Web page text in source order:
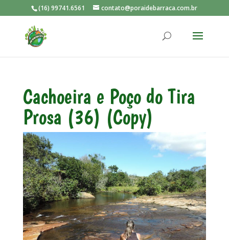
(16) 99741.6561 contato@poraidebarraca.com.br
Cachoeira e Poço do Tira
Prosa (36) (Copy)